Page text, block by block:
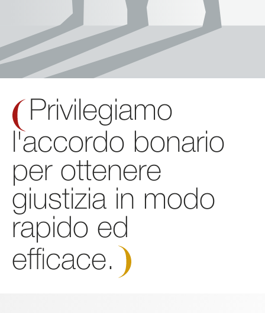
Privilegiamo
l'accordo bonario
per ottenere
giustizia in modo
rapido ed
efficace.